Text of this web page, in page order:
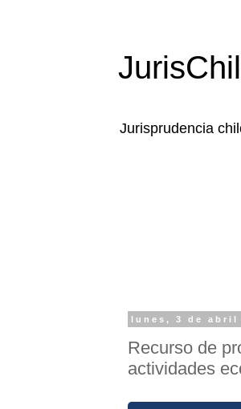
Jurisprudencia
lunes, 3 de abril
Recurso de
actividades